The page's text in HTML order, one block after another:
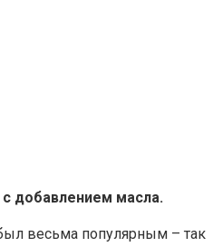
добавлением масла.
весьма популярным – так